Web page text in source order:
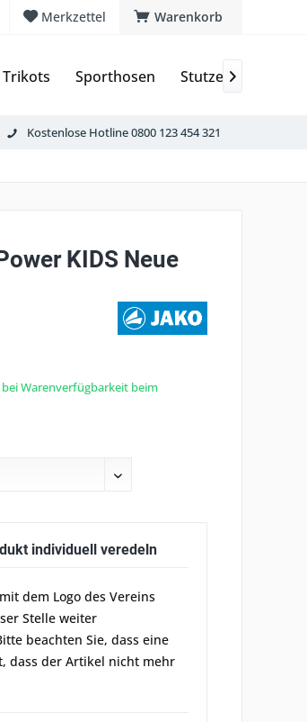
Warenkorb
Merkzettel
Trikots Sporthosen Stutzen & Schoner

Kostenlose Hotline 0800 123 454 321
KIDS Neue
bei Warenverfügbarkeit beim
individuell veredeln
dem Logo des Vereins
Stelle weiter
beachten Sie, dass eine
dass der Artikel nicht mehr